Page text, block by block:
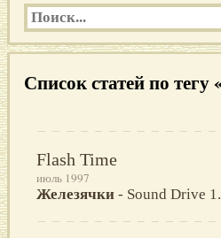
Список статей по
Flash Time
июль 1997
Железячки - Sound Drive